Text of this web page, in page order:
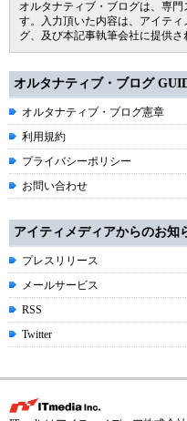
オルタナティブ・ブログは、専
す。入力頂いた内容は、アイテ
グ、及び本記事執筆会社に提供さ
オルタナティブ・ブログ
オルタナティブ・ブログ憲章
利用規約
プライバシーポリシー
お問い合わせ
アイティメディアからのお知
プレスリリース
メールサービス
RSS
Twitter